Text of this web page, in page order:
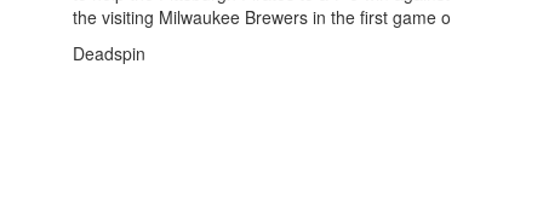
the visiting Milwaukee Brewers in the first game o
Deadspin